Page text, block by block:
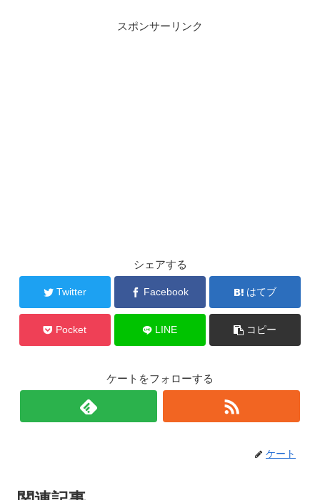
スポンサーリンク
シェアする
Twitter Facebook はてブ
Pocket LINE コピー
ケートをフォローする
ケート